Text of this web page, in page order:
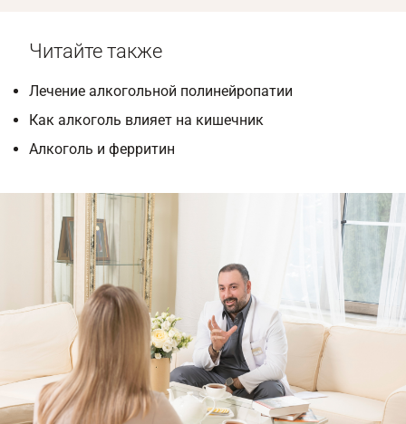
Читайте также
Лечение алкогольной полинейропатии
Как алкоголь влияет на кишечник
Алкоголь и ферритин